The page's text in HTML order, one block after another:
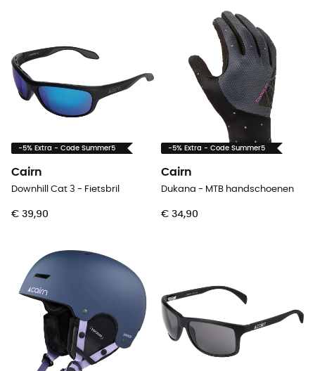
-5% Extra - Code Summer5
Cairn
Downhill Cat 3 - Fietsbril
€ 39,90
-5% Extra - Code Summer5
Cairn
Dukana - MTB handschoenen
€ 34,90